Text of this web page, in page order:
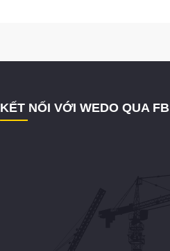
KẾT NỐI VỚI WEDO QUA FB